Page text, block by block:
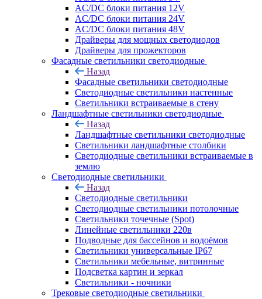
AC/DC блоки питания 12V
AC/DC блоки питания 24V
AC/DC блоки питания 48V
Драйверы для мощных светодиодов
Драйверы для прожекторов
Фасадные светильники светодиодные
Назад
Фасадные светильники светодиодные
Светодиодные светильники настенные
Светильники встраиваемые в стену
Ландшафтные светильники светодиодные
Назад
Ландшафтные светильники светодиодные
Светильники ландшафтные столбики
Светодиодные светильники встраиваемые в
землю
Светодиодные светильники
Назад
Светодиодные светильники
Светодиодные светильники потолочные
Светильники точечные (Spot)
Линейные светильники 220в
Подводные для бассейнов и водоёмов
Светильники универсальные IP67
Светильники мебельные, витринные
Подсветка картин и зеркал
Светильники - ночники
Трековые светодиодные светильники